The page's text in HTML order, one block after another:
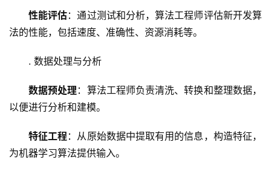
性能评估：通过测试和分析，算法工程师评估新开发算
法的性能，包括速度、准确性、资源消耗等。
. 数据处理与分析
数据预处理 ：算法工程师负责清洗、转换和整理数据，
以便进行分析和建模。
特征工程：从原始数据中提取有用的信息，构造特征，
为机器学习算法提供输入。